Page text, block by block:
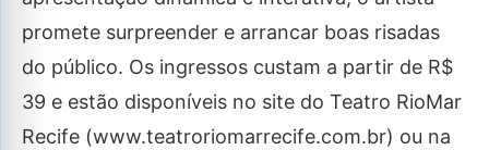
promete surpreender e arrancar boas risadas
do público. Os ingressos custam a partir de R$
39 e estão disponíveis no site do Teatro RioMar
Recife (www.teatroriomarrecife.com.br) ou na